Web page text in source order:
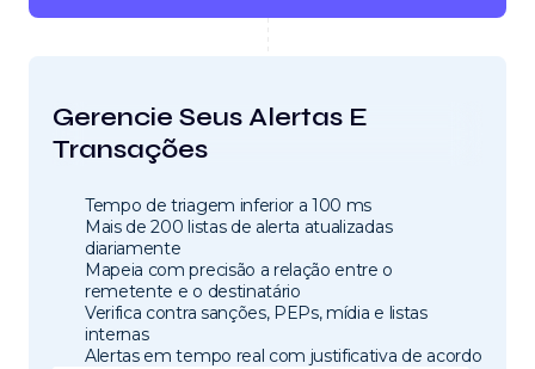
Gerencie Seus Alertas E
Transações
Tempo de triagem inferior a 100 ms
Mais de 200 listas de alerta atualizadas
diariamente
Mapeia com precisão a relação entre o
remetente e o destinatário
Verifica contra sanções, PEPs, mídia e listas
internas
Alertas em tempo real com justificativa de acordo